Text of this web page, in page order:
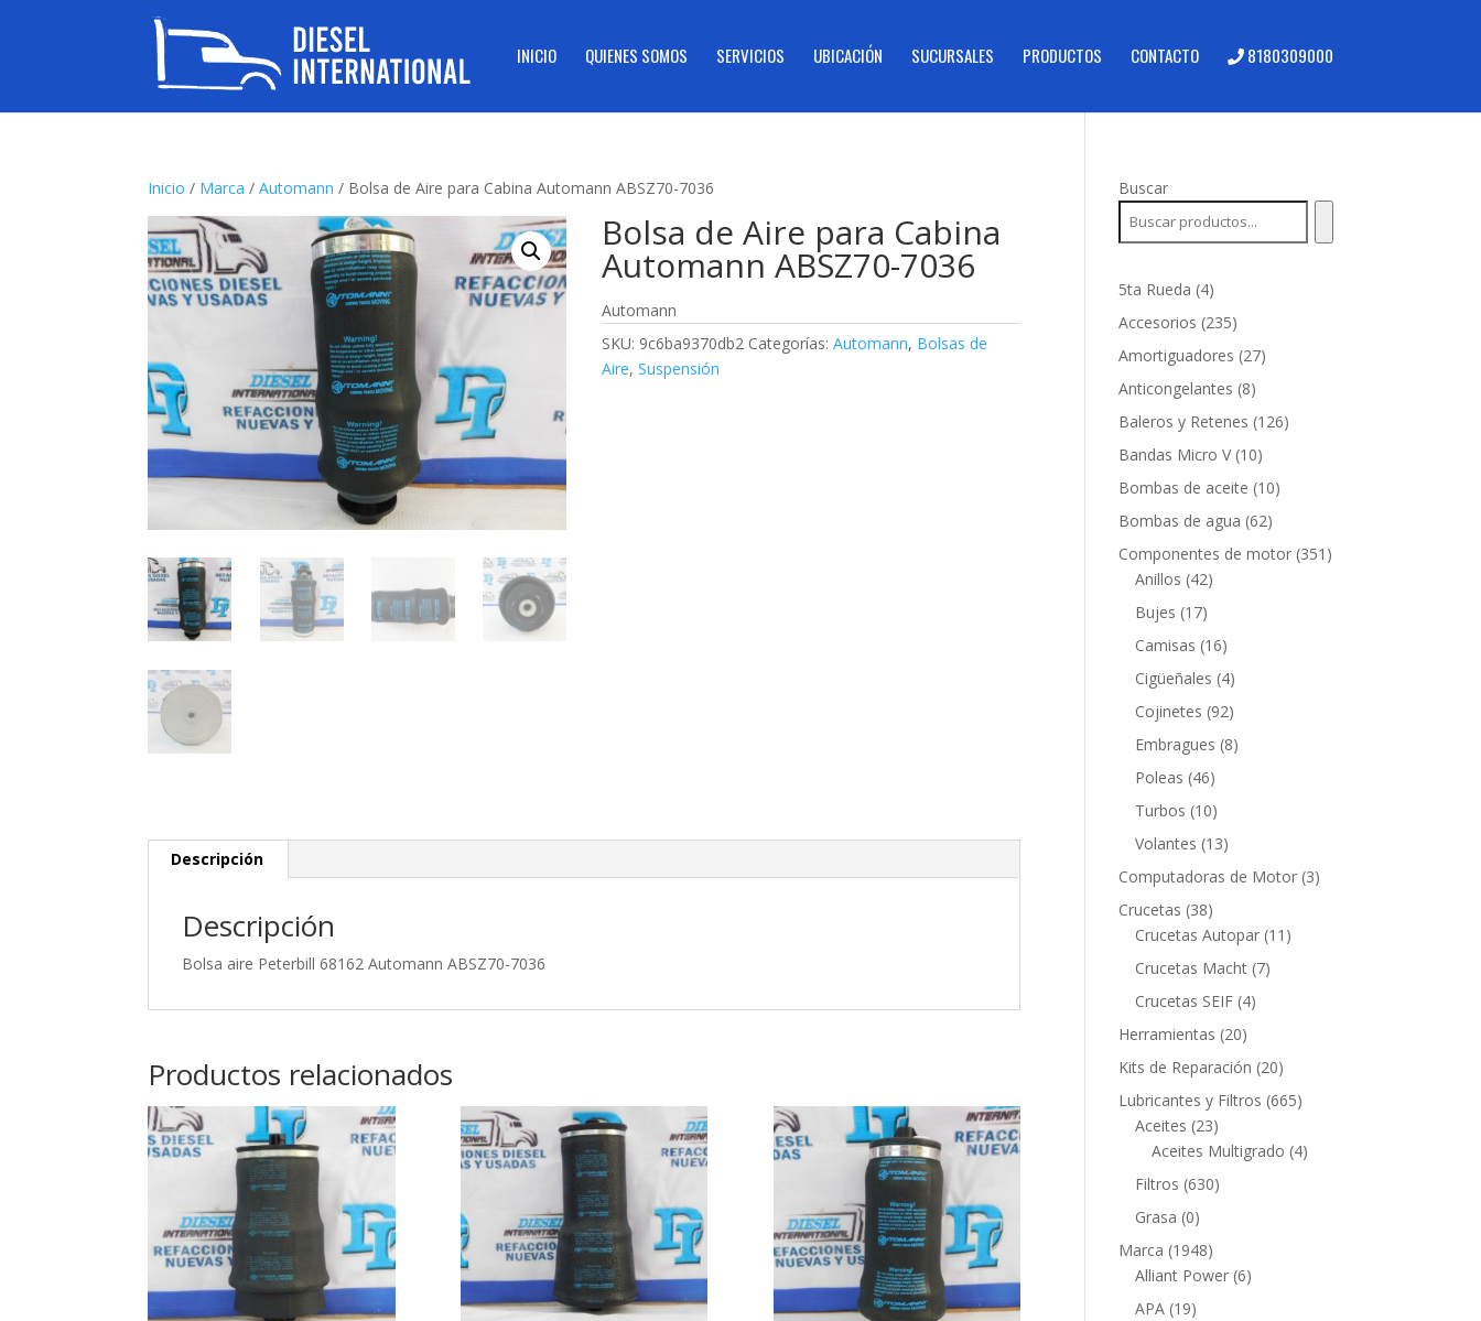
INICIO QUIENES SOMOS SERVICIOS UBICACIÓN SUCURSALES PRODUCTOS CONTACTO 8180309000
Inicio / Marca /Automann / Bolsa de Aire para Cabina Automann ABSZ70-7036
Bolsa de Aire para Cabina
Automann ABSZ70-7036
Automann
SKU: 9c6ba9370db2 Categorías:Automann, Bolsas de
Aire,Suspensión
Descripción
Descripción
Bolsa aire Peterbill 68162 Automann ABSZ70-7036
Productos relacionados
Buscar
5ta Rueda 44
productos
Accesorios 235235
productos
Amortiguadores 2727
Anticongelantes 88
productos
Baleros y Retenes 126126
Bandas Micro V 1010
productos
Bombas de aceite 1010
Bombas de agua 6262
productos
Componentes de motor 351 351
Anillos 4242
Bujes 1717
productos
Camisas 1616
productos
Cigüeñales 44
productos
Cojinetes 9292
productos
Embragues 88
Poleas 4646
productos
Turbos 1010
productos
Volantes 1313
productos
Computadoras de Motor 33
Crucetas 3838
productos
Crucetas Autopar 11 11
Crucetas Macht 77
Crucetas SEIF 44
Herramientas 2020
productos
Kits de Reparación 2020
productos
Lubricantes y Filtros 665665
Aceites 2323
productos
Aceites Multigrado 44
Filtros 630630
Grasa 00
productos
Marca 19481948
productos
Alliant Power 66
APA 1919